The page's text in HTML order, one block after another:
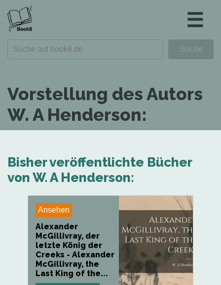
☰
Vorstellung des Autors
W. A Henderson:
Bisher veröffentlichte Bücher
von W. A Henderson:
Ansehen
Alexander
McGillivray, der
letzte König der
Creeks - Alexander
McGillivray, the
Last King of the...